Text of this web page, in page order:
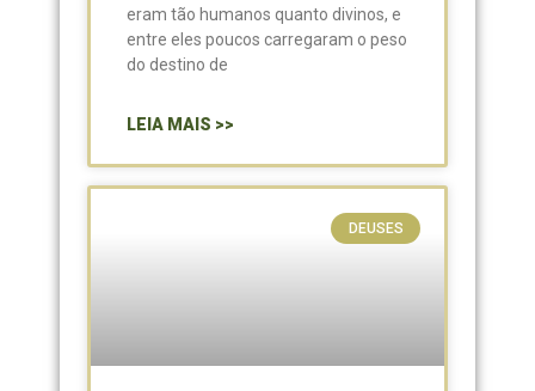
eram tão humanos quanto divinos, e
entre eles poucos carregaram o peso
do destino de
LEIA MAIS >>
DEUSES